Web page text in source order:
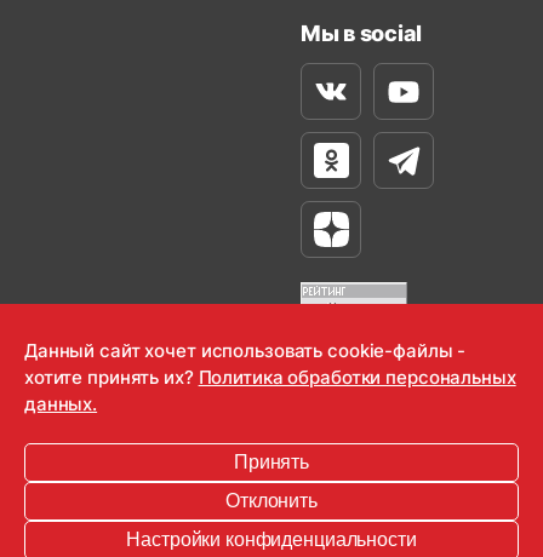
Мы в social
ВконтактеYoutube
Одноклассники
Телеграм
Яндекс Дзен
OOO "Радио-Любовь" 2000-2026
Информация для правообладателей
Данный сайт хочет использовать cookie-файлы -
хотите принять их? Политика обработки персональных
данных.
Принять
Отклонить
Настройки конфиденциальности